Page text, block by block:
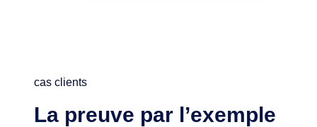
cas clients
La preuve par l’exemple